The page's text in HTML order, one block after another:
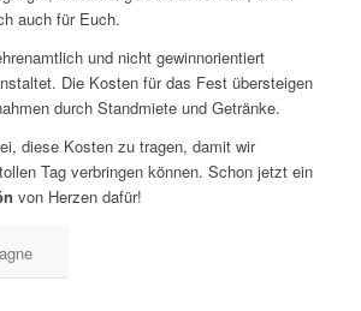
auch für Euch.
und nicht gewinnorientiert
Die Kosten für das Fest übersteigen
durch Standmiete und Getränke.
diese Kosten zu tragen, damit wir
Tag verbringen können. Schon jetzt ein
von Herzen dafür!